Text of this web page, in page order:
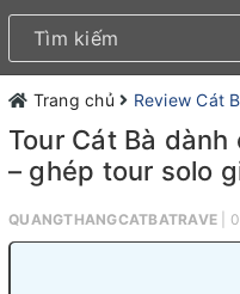
Trang chủ Review Cát
Tour Cát Bà
– ghép tour solo
QUANGTHANGCATBATRAVE |